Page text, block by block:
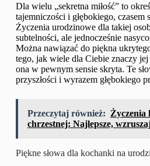
Dla wielu „sekretna miłość” to
tajemniczości i głębokiego, czasem
Życzenia urodzinowe dla takiej
subtelności, ale jednocześnie
Można nawiązać do piękna
tego, jak wiele dla Ciebie znaczy
ona w pewnym sensie skryta. Te
przyszłości i wyrazem głębokiego
Przeczytaj również: Życzenia
chrzestnej: Najlepsze,
Piękne słowa dla kochanki na